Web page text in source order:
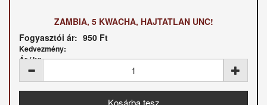
ZAMBIA, 5 KWACHA, HAJTATLAN UNC!
Fogyasztói ár: 950 Ft
Kedvezmény:
Ár / kg: